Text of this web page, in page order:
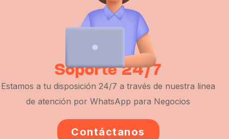
Soporte 24/7
Estamos a tu disposición 24/7 a través de nuestra linea
de atención por WhatsApp para Negocios
Contáctanos